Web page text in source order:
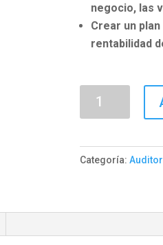
negocio, las
Crear un
rentabilidad
Auditoria
1
a
Categoría: